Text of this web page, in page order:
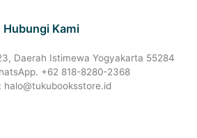
Hubungi Kami
Daerah Istimewa Yogyakarta 55284
+62 818-8280-2368
halo@tukubooksstore.id